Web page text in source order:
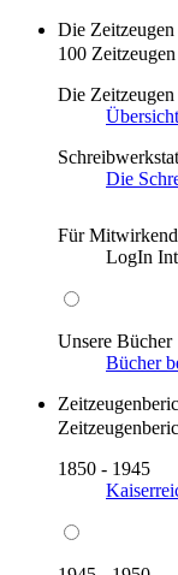
Die Zeitzeugen
100
Die Zeitzeugen
Übersicht
Die
Für
LogIn
Unsere Bücher
Bücher
1850 - 1945